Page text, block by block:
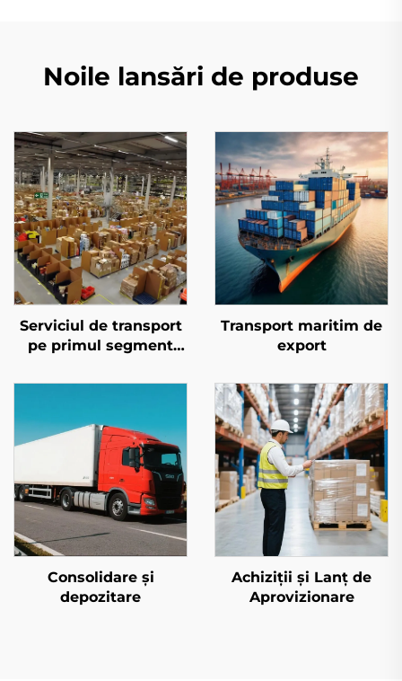
Noile lansări de produse
Serviciul de transport
pe primul segment
Transport maritim de
export
Consolidare și
depozitare
Achiziții și Lanț de
Aprovizionare